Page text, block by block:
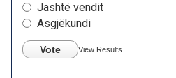
Jashtë vendit
Asgjëkundi
Vote View Results